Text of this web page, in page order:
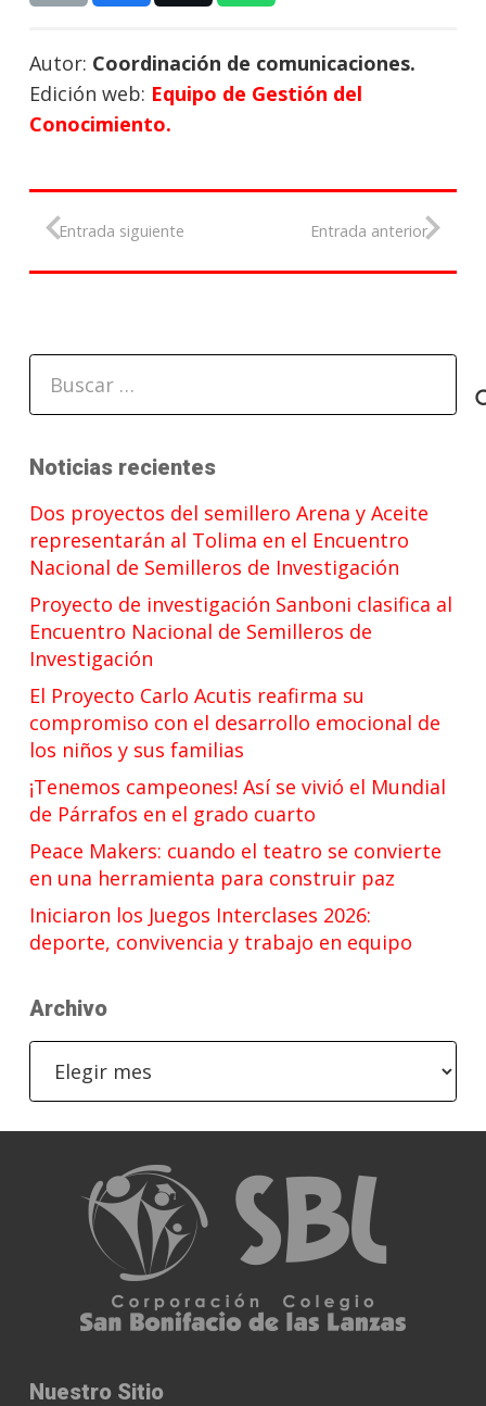
Autor: Coordinación de comunicaciones.
Edición web: Equipo de Gestión del
Conocimiento.
Entrada siguiente Entrada anterior
Noticias recientes
Dos proyectos del semillero Arena y Aceite
representarán al Tolima en el Encuentro
Nacional de Semilleros de Investigación
Proyecto de investigación Sanboni clasifica al
Encuentro Nacional de Semilleros de
Investigación
El Proyecto Carlo Acutis reafirma su
compromiso con el desarrollo emocional de
los niños y sus familias
¡Tenemos campeones! Así se vivió el Mundial
de Párrafos en el grado cuarto
Peace Makers: cuando el teatro se convierte
en una herramienta para construir paz
Iniciaron los Juegos Interclases 2026:
deporte, convivencia y trabajo en equipo
Archivo
Nuestro Sitio